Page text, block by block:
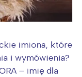
imiona, które
i wymówienia?
– imię dla